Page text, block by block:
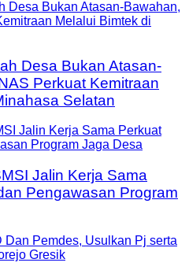
Desa Bukan Atasan-
Perkuat Kemitraan
Selatan
Jalin Kerja Sama
Pengawasan Program